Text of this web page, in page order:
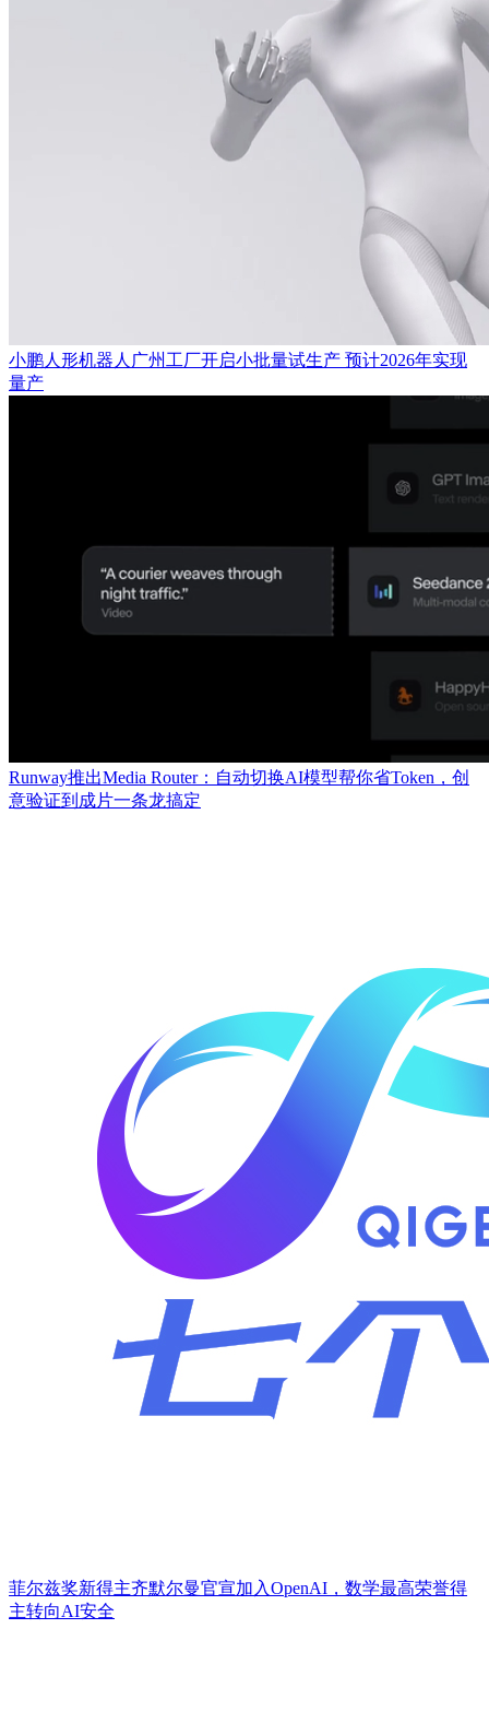
小鹏人形机器人广州工厂开启小批量试生产 预计2026年实现
量产
Runway推出Media Router：自动切换AI模型帮你省Token，创
意验证到成片一条龙搞定
菲尔兹奖新得主齐默尔曼官宣加入OpenAI，数学最高荣誉得
主转向AI安全